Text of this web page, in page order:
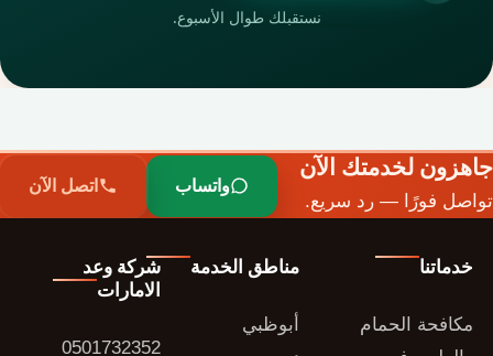
نستقبلك طوال الأسبوع.
جاهزون لخدمتك الآن
تواصل فورًا — رد سريع.
واتساب اتصل الآن
خدماتنا
مكافحة الحمام
مناطق الخدمة
أبوظبي
شركة وعد
الامارات
0501732352